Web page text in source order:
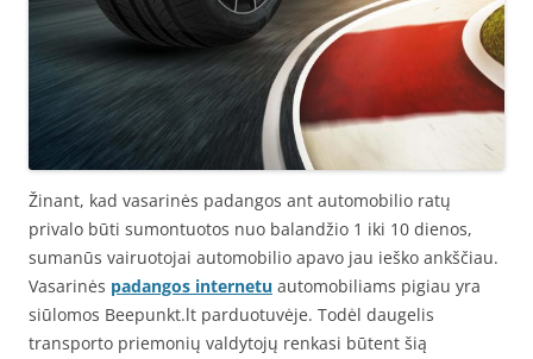
Žinant, kad vasarinės padangos ant automobilio ratų
privalo būti sumontuotos nuo balandžio 1 iki 10 dienos,
sumanūs vairuotojai automobilio apavo jau ieško ankščiau.
Vasarinės padangos internetu automobiliams pigiau yra
siūlomos Beepunkt.lt parduotuvėje. Todėl daugelis
transporto priemonių valdytojų renkasi būtent šią